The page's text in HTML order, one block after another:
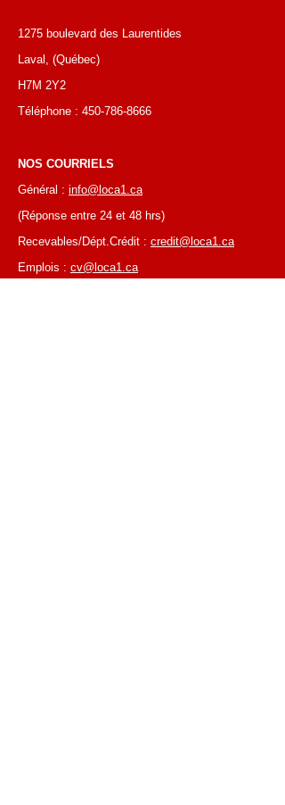
1275 boulevard des Laurentides
Laval, (Québec)
H7M 2Y2
Téléphone : 450-786-8666
NOS COURRIELS
Général : info@loca1.ca
(Réponse entre 24 et 48 hrs)
Recevables/Dépt.Crédit : credit@loca1.ca
Emplois : cv@loca1.ca